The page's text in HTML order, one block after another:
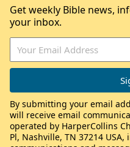
Get weekly Bible news,
your inbox.
By submitting your email
will receive email
operated by HarperCollins
Pl, Nashville, TN 37214